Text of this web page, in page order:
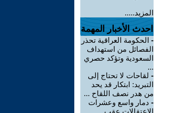
المزيد.....
احدث الأخبار المهمة
- الحكومة العراقية تحذر
الفصائل من استهداف
السعودية وتؤكد حصري
...
- لقاحات لا تحتاج إلى
التبريد: ابتكار قد يحد
من هدر نصف اللقاح ...
- دمار واسع وعشرات
الاعتقالات عقب